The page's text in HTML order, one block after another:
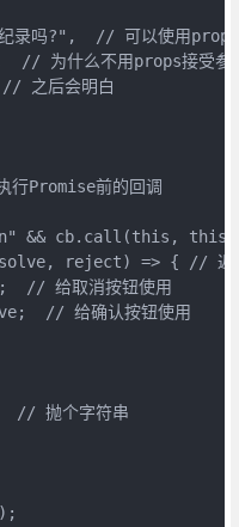
录吗?",  // 可以使用props
// 为什么不用props接受参
之后会明白
行Promise前的回调
&& cb.call(this,
reject) => { // 返
// 给取消按钮使用
// 给确认按钮使用
// 抛个字符串